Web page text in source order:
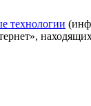
технологии